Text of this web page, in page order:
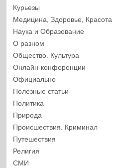
Курьезы
Медицина, Здоровье, Красота
Наука и Образование
О разном
Общество. Культура
Онлайн-конференции
Официально
Полезные статьи
Политика
Природа
Происшествия. Криминал
Путешествия
Религия
СМИ